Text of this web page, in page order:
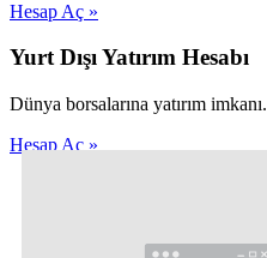
Hesap Aç »
Yurt Dışı Yatırım Hesabı
Dünya borsalarına yatırım imkanı.
Hesap Aç »